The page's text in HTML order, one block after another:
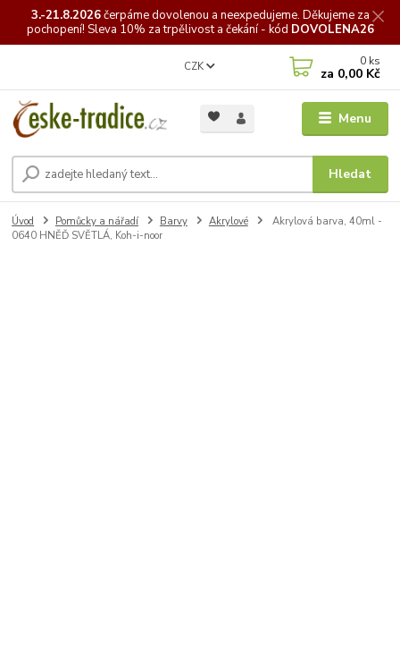
3.-21.8.2026čerpámedovolenou a neexpedujeme. Děkujeme za
pochopení! Sleva 10% za trpělivost a čekání - kód DOVOLENA26
Menu
CZK
Hledat
0 ks
za 0,00 Kč
Úvod Pomůcky a nářadí Barvy Akrylové
Akrylová barva, 40ml -
0640 HNĚĎ SVĚTLÁ, Koh-i-noor